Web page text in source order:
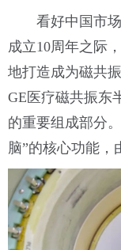
看好中国市
成立10周年之际
地打造成为磁共
GE医疗磁共振东
的重要组成部分
脑”的核心功能，